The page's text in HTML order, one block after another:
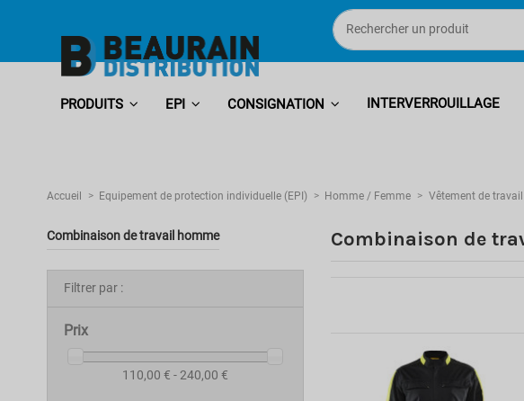
PRODUITS EPI CONSIGNATION INTERVERROUILLAGE
Accueil Equipement de protection individuelle (EPI) Homme / Femme Vêtement de
Combinaison de
Combinaison de travail homme
Filtrer par :
Prix
110,00 € - 240,00 €